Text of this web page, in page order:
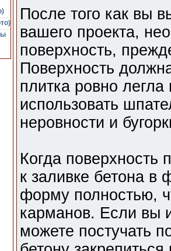
После того как вы
вашего проекта,
поверхность,
Поверхность
плитка ровно
использовать
неровности и
Когда поверхность
к заливке бетона в
форму полностью,
карманов. Если вы
можете постучать